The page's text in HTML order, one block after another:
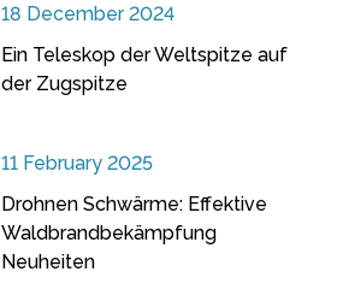
18 December 2024
Ein Teleskop der Weltspitze auf
der Zugspitze
11 February 2025
Drohnen Schwärme: Effektive
Waldbrandbekämpfung
Neuheiten